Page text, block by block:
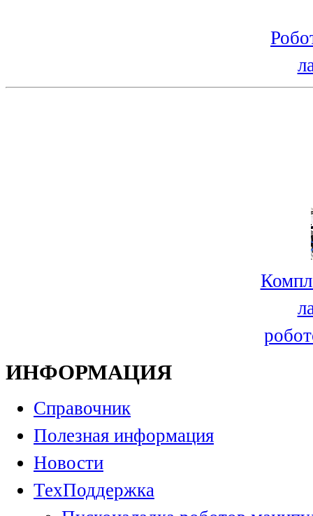
ИНФОРМАЦИЯ
Справочник
Полезная информация
Новости
ТехПоддержка